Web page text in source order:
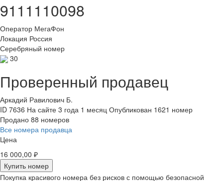
9111110098
Оператор МегаФон
Локация Россия
Серебряный номер
30
Проверенный продавец
Аркадий Равилович Б.
ID 7636 На сайте 3 года 1 месяц Опубликован 1621 номер
Продано 88 номеров
Все номера продавца
Цена
16 000,00 ₽
Купить номер
Покупка красивого номера без рисков с помощью безопасной